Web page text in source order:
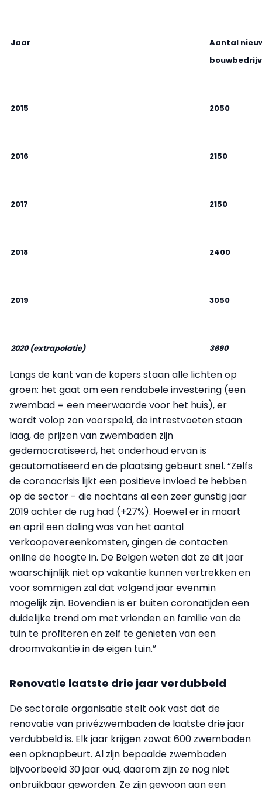
Jaar
Aantal
2015 2050
2016 2150
2017 2150
2018 2400
2019 3050
2020 (extrapolatie) 3690
Langs de kant van de kopers staan alle lichten op
groen: het gaat om een rendabele investering (een
zwembad = een meerwaarde voor het huis), er
wordt volop zon voorspeld, de intrestvoeten staan
laag, de prijzen van zwembaden zijn
gedemocratiseerd, het onderhoud ervan is
geautomatiseerd en de plaatsing gebeurt snel. “Zelfs
de coronacrisis lijkt een positieve invloed te hebben
op de sector - die nochtans al een zeer gunstig jaar
2019 achter de rug had (+27%). Hoewel er in maart
en april een daling was van het aantal
verkoopovereenkomsten, gingen de contacten
online de hoogte in. De Belgen weten dat ze dit jaar
waarschijnlijk niet op vakantie kunnen vertrekken en
voor sommigen zal dat volgend jaar evenmin
mogelijk zijn. Bovendien is er buiten coronatijden een
duidelijke trend om met vrienden en familie van de
tuin te profiteren en zelf te genieten van een
droomvakantie in de eigen tuin.”
Renovatie laatste drie jaar verdubbeld
De sectorale organisatie stelt ook vast dat de
renovatie van privézwembaden de laatste drie jaar
verdubbeld is. Elk jaar krijgen zowat 600 zwembaden
een opknapbeurt. Al zijn bepaalde zwembaden
bijvoorbeeld 30 jaar oud, daarom zijn ze nog niet
onbruikbaar geworden. Ze zijn gewoon aan een